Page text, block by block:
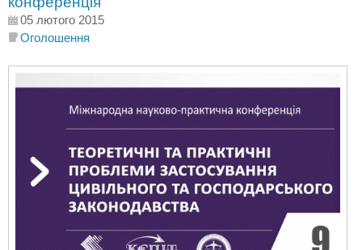
05 лютого 2015
Оголошення